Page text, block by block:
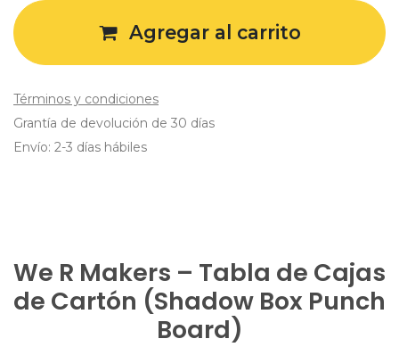
Agregar al carrito
Términos y condiciones
Grantía de devolución de 30 días
Envío: 2-3 días hábiles
We R Makers – Tabla de Cajas
de Cartón (Shadow Box Punch
Board)